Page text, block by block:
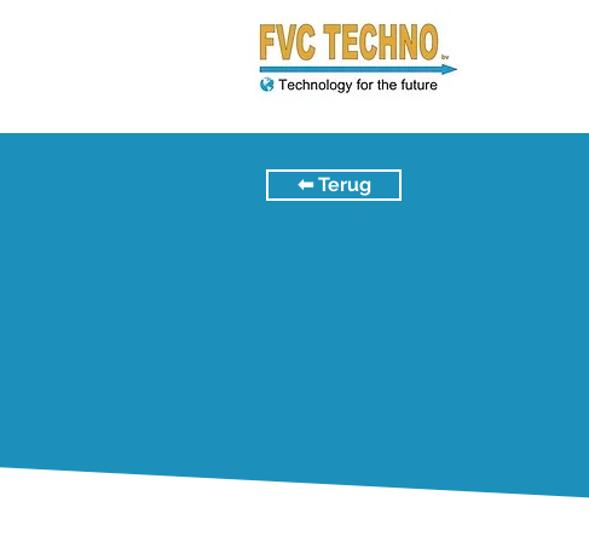
⬅︎ Terug